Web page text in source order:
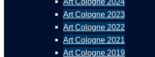
Art Cologne 2023
Art Cologne 2022
Art Cologne 2021
Art Cologne 2019